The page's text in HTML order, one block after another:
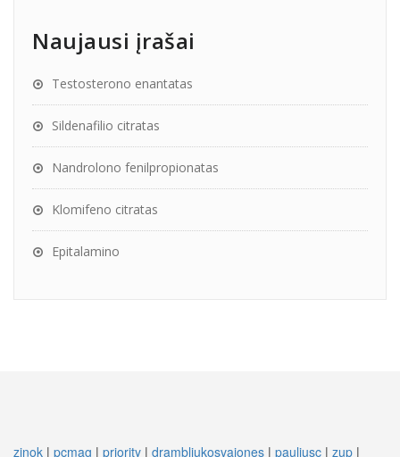
Naujausi įrašai
Testosterono enantatas
Sildenafilio citratas
Nandrolono fenilpropionatas
Klomifeno citratas
Epitalamino
zinok | pcmag | priority | drambliukosvajones | pauliusc | zup |